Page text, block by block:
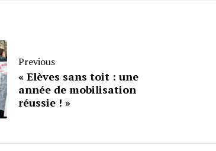
Previous
« Elèves sans toit : une
année de mobilisation
réussie ! »